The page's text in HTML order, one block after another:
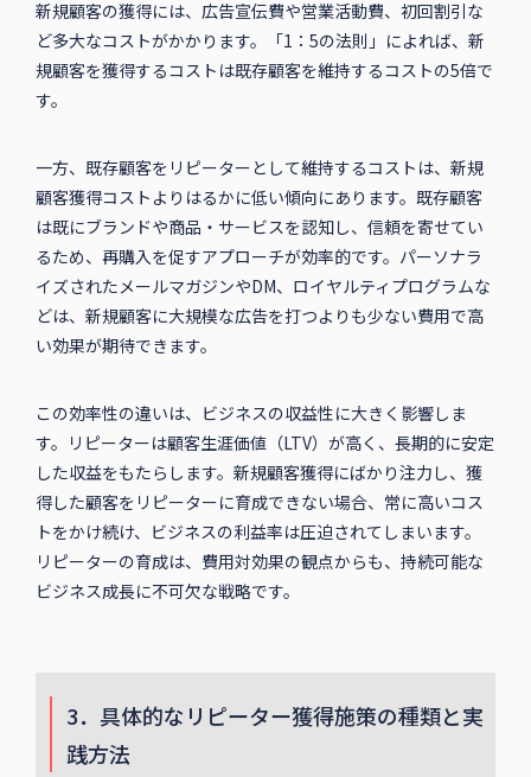
新規顧客の獲得には、広告宣伝費や営業活動費、初回割引な
ど多大なコストがかかります。「1：5の法則」によれば、新
規顧客を獲得するコストは既存顧客を維持するコストの5倍で
す。
一方、既存顧客をリピーターとして維持するコストは、新規
顧客獲得コストよりはるかに低い傾向にあります。既存顧客
は既にブランドや商品・サービスを認知し、信頼を寄せてい
るため、再購入を促すアプローチが効率的です。パーソナラ
イズされたメールマガジンやDM、ロイヤルティプログラムな
どは、新規顧客に大規模な広告を打つよりも少ない費用で高
い効果が期待できます。
この効率性の違いは、ビジネスの収益性に大きく影響しま
す。リピーターは顧客生涯価値（LTV）が高く、長期的に安定
した収益をもたらします。新規顧客獲得にばかり注力し、獲
得した顧客をリピーターに育成できない場合、常に高いコス
トをかけ続け、ビジネスの利益率は圧迫されてしまいます。
リピーターの育成は、費用対効果の観点からも、持続可能な
ビジネス成長に不可欠な戦略です。
3．具体的なリピーター獲得施策の種類と実
践方法